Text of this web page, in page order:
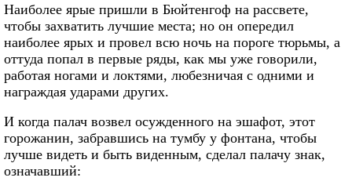
Наиболее ярые пришли в Бюйтенгоф на рассвете,
чтобы захватить лучшие места; но он опередил
наиболее ярых и провел всю ночь на пороге тюрьмы, а
оттуда попал в первые ряды, как мы уже говорили,
работая ногами и локтями, любезничая с одними и
награждая ударами других.
И когда палач возвел осужденного на эшафот, этот
горожанин, забравшись на тумбу у фонтана, чтобы
лучше видеть и быть виденным, сделал палачу знак,
означавший: